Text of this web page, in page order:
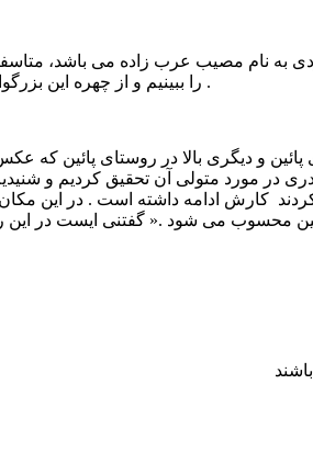
به نام مصیب عرب زاده می باشد،
را ببینیم و از چهره این بزرگوار نیز عکسی داشته باشیم .
و دیگری بالا در روستای پائین که
در مورد متولی آن تحقیق کردیم و
کارش ادامه داشته است . در این